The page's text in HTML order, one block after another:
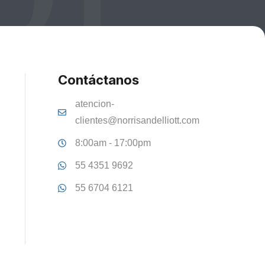
Contáctanos
atencion-
clientes@norrisandelliott.com
8:00am - 17:00pm
55 4351 9692
55 6704 6121